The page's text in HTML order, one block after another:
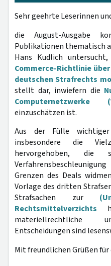
Sehr geehrte Leserinnen
die August-Ausgabe
Publikationen thematisch
Hans Kudlich
Commerce-Richtlinie über
deutschen Strafrechts
stellt dar, inwiefern die
einzuschätzen ist.
Aus der Fülle
insbesondere die
hervorgehoben,
Grenzen des Deals
Vorlage des dritten
Strafsachen zur
Rechtsmittelverzichts
materiellrechtliche
Entscheidungen sind
Mit freundlichen Grüßen